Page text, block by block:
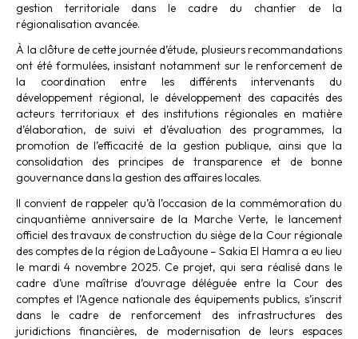
gestion territoriale dans le cadre du chantier de la
régionalisation avancée.
À la clôture de cette journée d’étude, plusieurs recommandations
ont été formulées, insistant notamment sur le renforcement de
la coordination entre les différents intervenants du
développement régional, le développement des capacités des
acteurs territoriaux et des institutions régionales en matière
d’élaboration, de suivi et d’évaluation des programmes, la
promotion de l’efficacité de la gestion publique, ainsi que la
consolidation des principes de transparence et de bonne
gouvernance dans la gestion des affaires locales.
Il convient de rappeler qu’à l’occasion de la commémoration du
cinquantième anniversaire de la Marche Verte, le lancement
officiel des travaux de construction du siège de la Cour régionale
des comptes de la région de Laâyoune – Sakia El Hamra a eu lieu
le mardi 4 novembre 2025. Ce projet, qui sera réalisé dans le
cadre d’une maîtrise d’ouvrage déléguée entre la Cour des
comptes et l’Agence nationale des équipements publics, s’inscrit
dans le cadre de renforcement des infrastructures des
juridictions financières, de modernisation de leurs espaces